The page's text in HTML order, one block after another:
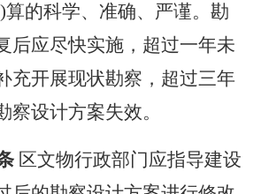
的科学、准确、严谨。勘
后应尽快实施，超过一年未
充开展现状勘察，超过三年
察设计方案失效。
区文物行政部门应指导建设